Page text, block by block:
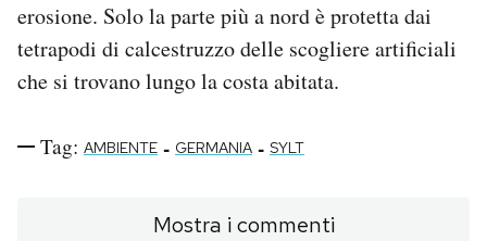
erosione. Solo la parte più a nord è protetta dai
tetrapodi di calcestruzzo delle scogliere artificiali
che si trovano lungo la costa abitata.
Tag: AMBIENTE - GERMANIA - SYLT
Mostra i commenti